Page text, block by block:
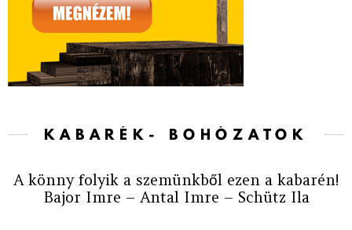
KABARÉK- BOHÓZATOK
A könny folyik a szemünkből ezen a kabarén!
Bajor Imre – Antal Imre – Schütz Ila